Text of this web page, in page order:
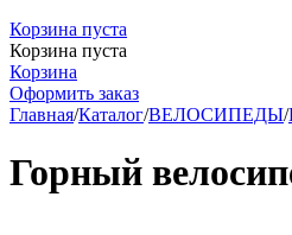
Корзина пуста
Корзина пуста
Корзина
Оформить заказ
Главная/Каталог/ВЕЛОСИПЕДЫ/
Горный